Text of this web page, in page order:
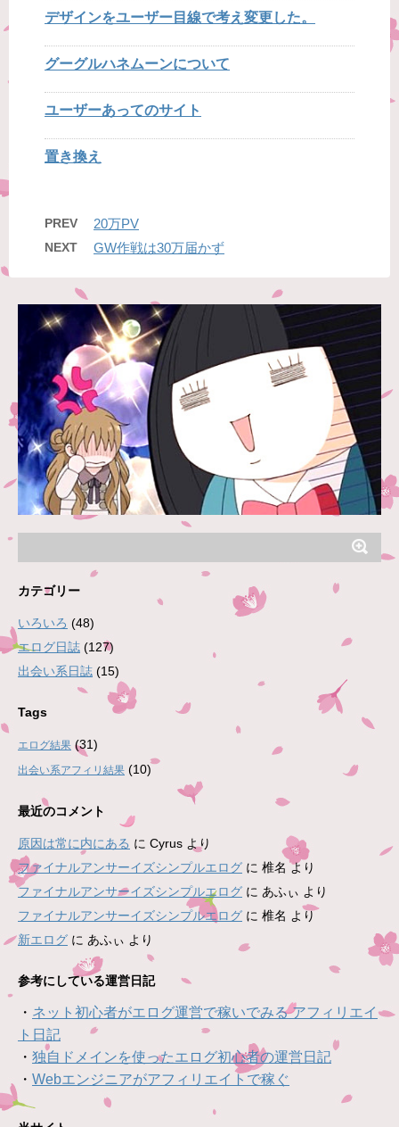
デザインをユーザー目線で考え変更した。
グーグルハネムーンについて
ユーザーあってのサイト
置き換え
PREV 20万PV
NEXT GW作戦は30万届かず
カテゴリー
いろいろ (48)
エログ日誌 (127)
出会い系日誌 (15)
Tags
エログ結果 (31)
出会い系アフィリ結果 (10)
最近のコメント
原因は常に内にある に Cyrus より
ファイナルアンサーイズシンプルエログ に 椎名 より
ファイナルアンサーイズシンプルエログ に あふぃ より
ファイナルアンサーイズシンプルエログ に 椎名 より
新エログ に あふぃ より
参考にしている運営日記
・ ネット初心者がエログ運営で稼いでみる アフィリエイ
ト日記
・ 独自ドメインを使ったエログ初心者の運営日記
・ Webエンジニアがアフィリエイトで稼ぐ